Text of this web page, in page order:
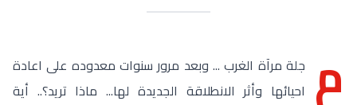
م جلة مرآة الغرب ... وبعد مرور سنوات معدوده على اعادة
احيائها وأثر الانطلاقة الجديدة لها... ماذا تريد؟.. أية